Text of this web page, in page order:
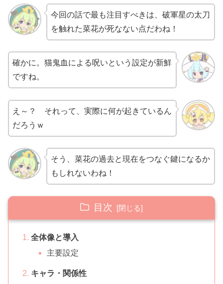
今回の話で最も注目すべきは、破軍星の太刀
を触れた菜花が死なない点だわね！
確かに。猫鬼血による呪いという設定が新鮮
ですね。
え～？ それって、実際に何が起きているん
だろうｗ
そう、菜花の過去と現在をつなぐ鍵になるか
もしれないわね！
目次
全体像と導入
主要設定
キャラ・関係性